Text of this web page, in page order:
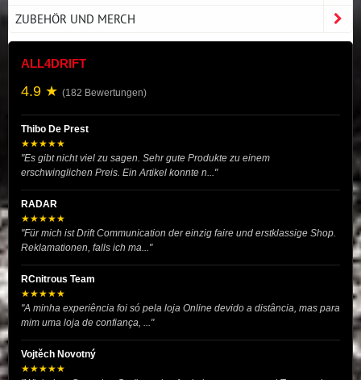
ZUBEHÖR UND MERCH
ALL4DRIFT
4.9 ★ (182 Bewertungen)
Thibo De Prest
★★★★★
"Es gibt nicht viel zu sagen. Sehr gute Produkte zu einem
erschwinglichen Preis. Ein Artikel konnte n..."
RADAR
★★★★★
"Für mich ist Drift Communication der einzig faire und erstklassige Shop.
Reklamationen, falls ich ma..."
RCnitrous Team
★★★★★
"A minha experiência foi só pela loja Online devido a distância, mas para
mim uma loja de confiança, ..."
Vojtěch Novotný
★★★★★